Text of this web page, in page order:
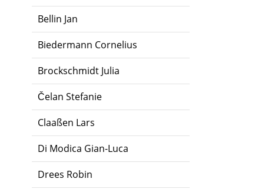
Bellin Jan
Biedermann Cornelius
Brockschmidt Julia
Čelan Stefanie
Claaßen Lars
Di Modica Gian-Luca
Drees Robin